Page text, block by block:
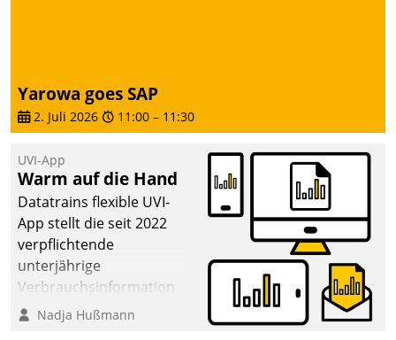
Mietenden zügiger und
effizienter zu bearbeiten.
Yarowa goes SAP
2. Juli 2026 11:00 – 11:30
UVI-App
Warm auf die Hand
Datatrains flexible UVI-
App stellt die seit 2022
verpflichtende
unterjährige
Verbrauchsinformation
schnell, zuverlässig und
Nadja Hußmann